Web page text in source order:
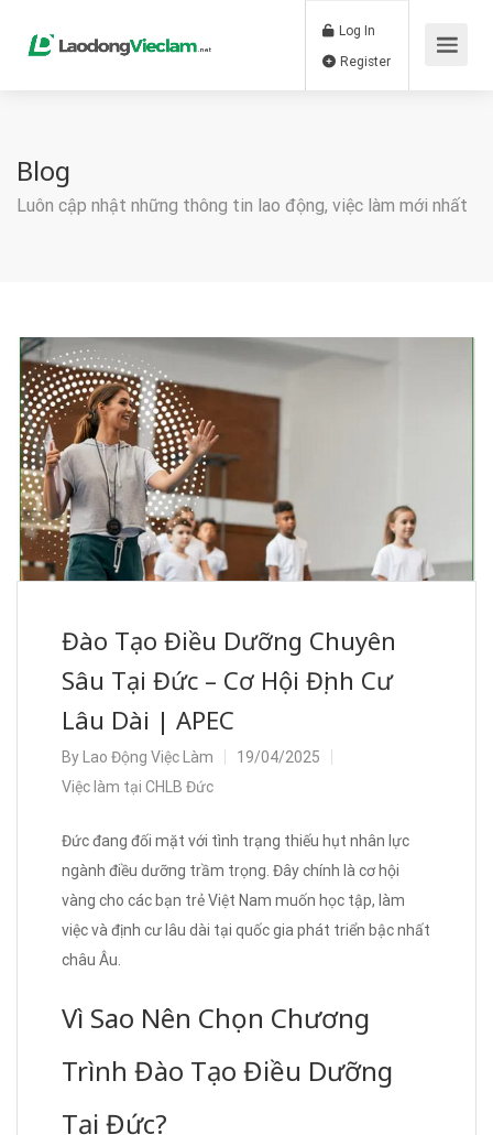
Log In
Blog
Luôn cập nhật những thông tin lao động, việc làm mới nhất
Đào Tạo Điều Dưỡng Chuyên
Sâu Tại Đức – Cơ Hội Định Cư
Lâu Dài | APEC
By Lao Động Việc Làm
19/04/2025
Việc làm tại CHLB Đức
Đức đang đối mặt với tình trạng thiếu hụt nhân lực
ngành điều dưỡng trầm trọng. Đây chính là cơ hội
vàng cho các bạn trẻ Việt Nam muốn học tập, làm
việc và định cư lâu dài tại quốc gia phát triển bậc nhất
châu Âu.
Vì Sao Nên Chọn Chương
Trình Đào Tạo Điều Dưỡng
Tại Đức?